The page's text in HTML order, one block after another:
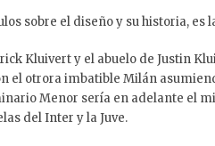
sobre el diseño y su historia, es
Kluivert y el abuelo de Justin
el otrora imbatible Milán
Menor sería en adelante el
del Inter y la Juve.